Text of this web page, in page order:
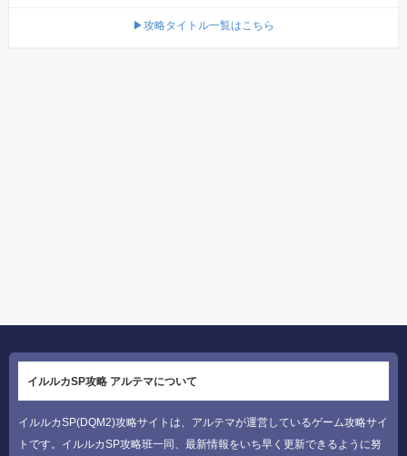
▶攻略タイトル一覧はこちら
イルルカSP攻略 アルテマについて
イルルカSP(DQM2)攻略サイトは、アルテマが運営しているゲーム攻略サイ
トです。イルルカSP攻略班一同、最新情報をいち早く更新できるように努